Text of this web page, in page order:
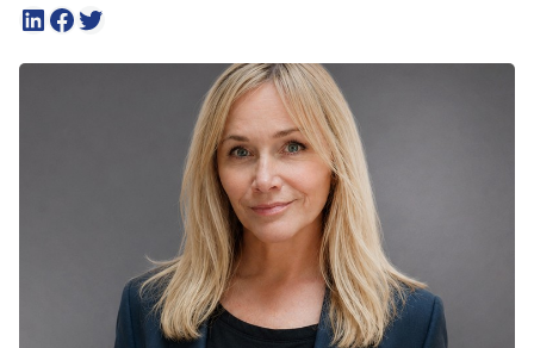
LinkedIn Facebook Twitter